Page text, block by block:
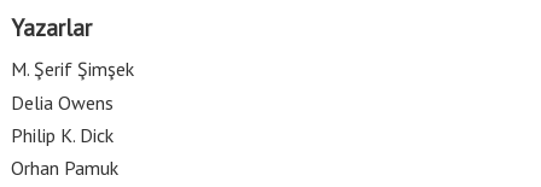
Yazarlar
M. Şerif Şimşek
Delia Owens
Philip K. Dick
Orhan Pamuk